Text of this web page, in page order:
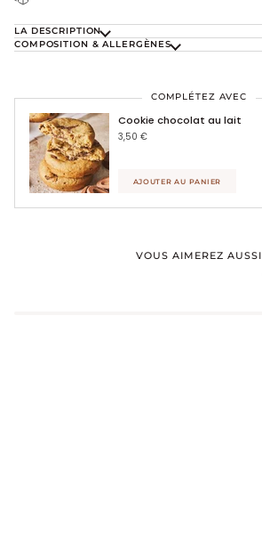
LA DESCRIPTION
COMPOSITION & ALLERGÈNES
COMPLÉTEZ AVEC
Cookie chocolat au lait
3,50 €
AJOUTER AU PANIER
VOUS AIMEREZ AUSSI